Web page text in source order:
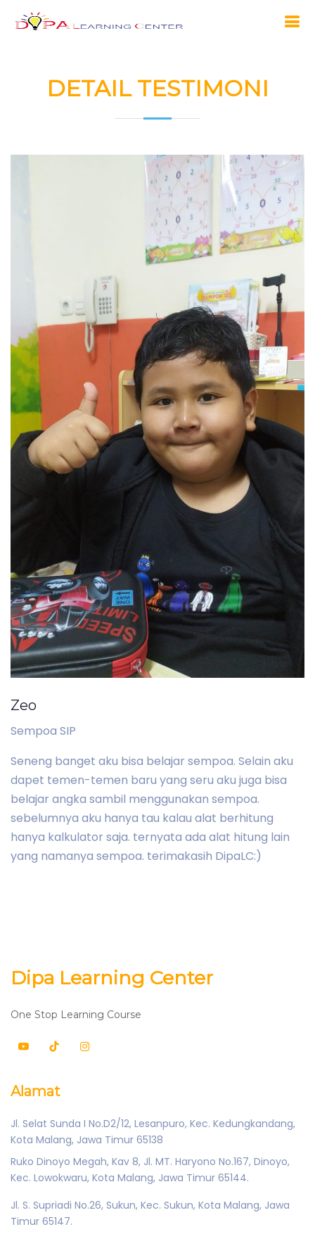
DETAIL TESTIMONI
Zeo
Sempoa SIP
Seneng banget aku bisa belajar sempoa. Selain aku
dapet temen-temen baru yang seru aku juga bisa
belajar angka sambil menggunakan sempoa.
sebelumnya aku hanya tau kalau alat berhitung
hanya kalkulator saja. ternyata ada alat hitung lain
yang namanya sempoa. terimakasih DipaLC:)
Dipa Learning Center
One Stop Learning Course
Alamat
Jl. Selat Sunda I No.D2/12, Lesanpuro, Kec. Kedungkandang,
Kota Malang, Jawa Timur 65138
Ruko Dinoyo Megah, Kav 8, Jl. MT. Haryono No.167, Dinoyo,
Kec. Lowokwaru, Kota Malang, Jawa Timur 65144.
Jl. S. Supriadi No.26, Sukun, Kec. Sukun, Kota Malang, Jawa
Timur 65147.